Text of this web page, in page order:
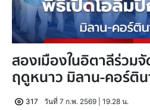
สองเมืองในอิตาลีร่วม
ฤดูหนาว มิลาน-คอร์ติ
317
วันที่ 7 ก.พ. 2569 | 19.28 น.